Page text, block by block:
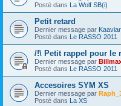
Posté dans La Wolf SB(i)
Petit retard
Dernier message par Kaaviar
Posté dans Le RASSO 2011
/!\ Petit rappel pour le
Dernier message par
Posté dans Le RASSO 2011
Accesoires SYM XS
Dernier message par
Posté dans La XS